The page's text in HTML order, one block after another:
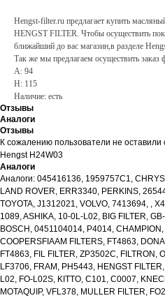
Hengst-filter.ru предлагает купить
HENGST FILTER. Чтобы осуществить
ближайший до вас магазин,в разделе
Так же мы предлагаем осуществить заказ
A: 94
H: 115
Наличие: есть
Отзывы
Аналоги
Отзывы
К сожалению пользователи не
Hengst H24W03
Аналоги
Аналоги: 045416136, 1959757C1,
LAND ROVER, ERR3340, PERKINS,
TOYOTA, J1312021, VOLVO, 7413694, ,
1089, ASHIKA, 10-0L-L02, BIG FILTER,
BOSCH, 0451104014, P4014,
COOPERSFIAAM FILTERS, FT4863,
FT4863, FIL FILTER, ZP3502C, FILTRON,
LF3706, FRAM, PH5443, HENGST
L02, FO-L02S, KITTO, C101, C0007,
MOTAQUIP, VFL378, MULLER FILTER,